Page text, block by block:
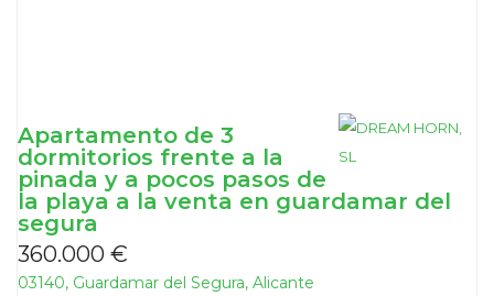
Apartamento de 3
dormitorios frente a la
pinada y a pocos pasos de
la playa a la venta en guardamar del
segura
360.000 €
03140, Guardamar del Segura, Alicante